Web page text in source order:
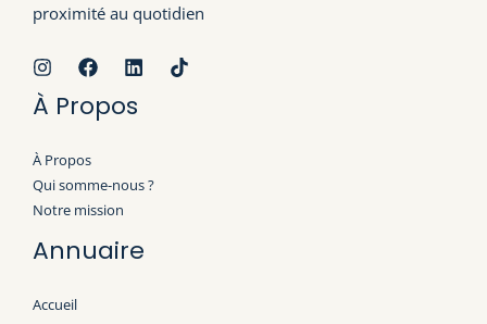
proximité au quotidien
À Propos
À Propos
Qui somme-nous ?
Notre mission
Annuaire
Accueil